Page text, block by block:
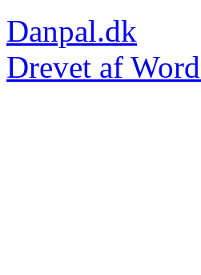
Danpal.dk
Drevet af